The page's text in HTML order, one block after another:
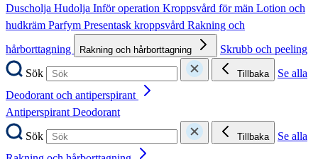
Duscholja Hudolja Inför operation Kroppsvård för män Lotion och
hudkräm Parfym Presentask kroppsvård Rakning och
hårborttagning
Rakning och hårborttagning
Skrubb och peeling
Sök
Tillbaka
Se alla
Deodorant och antiperspirant
AntiperspirantDeodorant
Sök
Tillbaka
Se alla